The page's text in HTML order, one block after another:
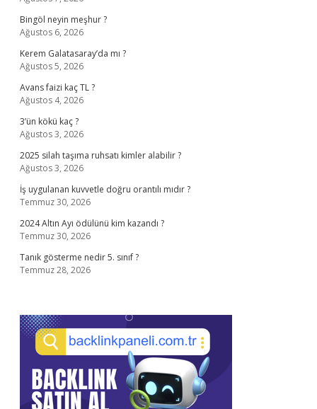
Bingöl neyin meşhur ?
Ağustos 6, 2026
Kerem Galatasaray’da mı ?
Ağustos 5, 2026
Avans faizi kaç TL ?
Ağustos 4, 2026
3’ün kökü kaç ?
Ağustos 3, 2026
2025 silah taşıma ruhsatı kimler alabilir ?
Ağustos 3, 2026
İş uygulanan kuvvetle doğru orantılı mıdır ?
Temmuz 30, 2026
2024 Altın Ayı ödülünü kim kazandı ?
Temmuz 30, 2026
Tanık gösterme nedir 5. sınıf ?
Temmuz 28, 2026